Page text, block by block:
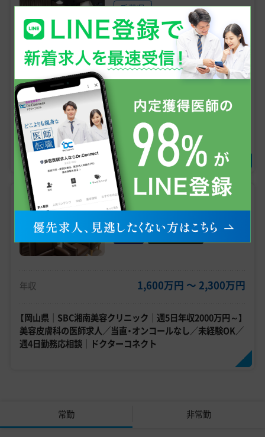
千葉県
常勤
美容皮膚科
脱毛
AGA
年収
【千葉／年収 2000万円台】男性向け医療脱毛／常勤医師募集
／転科歓迎・週4日～勤務OK／自由診療未経験OK《ゴリラク
リニック 千葉院》
常勤
美容皮膚科
年収 1,600万円 〜 2,300万円
【岡山県｜SBC湘南美容クリニック｜週5日年収2000万円～】
美容皮膚科の医師求人／当直・オンコールなし／未経験OK／
週4日勤務応相談｜ドクターコネクト
常勤 非常勤